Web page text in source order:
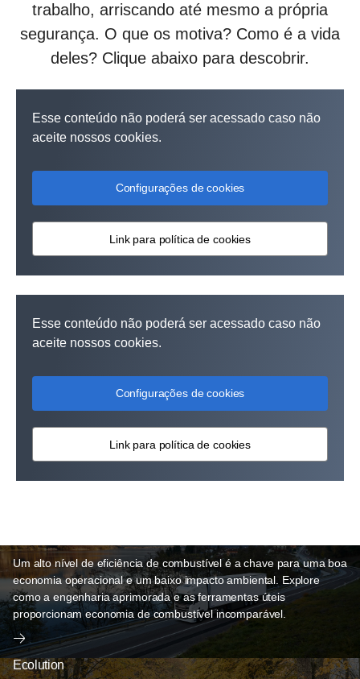
trabalho, arriscando até mesmo a própria
segurança. O que os motiva? Como é a vida
deles? Clique abaixo para descobrir.
Esse conteúdo não poderá ser acessado caso não
aceite nossos cookies.
Configurações de cookies
Link para política de cookies
Esse conteúdo não poderá ser acessado caso não
aceite nossos cookies.
Configurações de cookies
Link para política de cookies
Um alto nível de eficiência de combustível é a chave para uma boa
economia operacional e um baixo impacto ambiental. Explore
como a engenharia aprimorada e as ferramentas úteis
proporcionam economia de combustível incomparável.
Ecolution